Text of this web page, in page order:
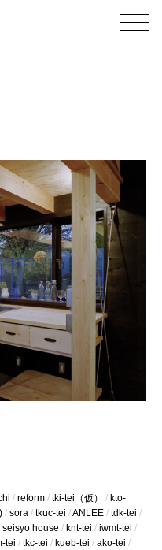
reform tki-tei（仮）
kto-
sora tkuc-tei ANLEE
tdk-tei
seisyo house knt-tei
iwmt-tei
tei tkc-tei kueb-tei
ako-tei